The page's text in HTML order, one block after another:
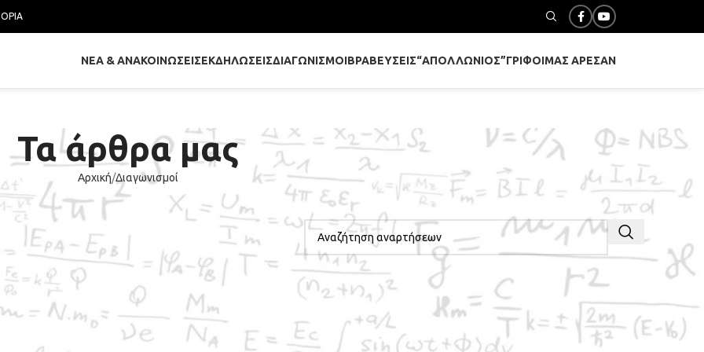
ΝΈΑ & ΑΝΑΚΟΙΝΏΣΕΙΣΕΚΔΗΛΏΣΕΙΣΔΙΑΓΩΝΙΣΜΟΊΒΡΑΒΕΎΣΕΙΣ“ΑΠΟΛΛΏΝΙΟΣ”ΓΡΊΦΟΙΜΑΣ ΆΡΕΣΑΝ
Τα άρθρα μας
Αρχική Διαγωνισμοί
Ημαθιώτικου Μαθητικού
Μαθηματικά» 2016
02/06/2016
στα Μαθηματικά «Παιχνίδι και
ΑΝΑΖΉΤΗΣΗ ΣΤΑ ΆΡΘΡΑ